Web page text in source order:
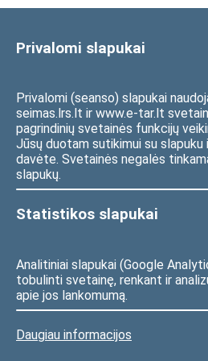
Privalomi slapukai
Privalomi (seanso) slapukai
seimas.lrs.lt ir www.e-tar.lt
pagrindinių svetainės funkcijų
Jūsų duotam sutikimui su slapuku
davėte. Svetainės negalės
slapukų.
Statistikos slapukai
Analitiniai slapukai (Google
tobulinti svetainę, renkant ir
apie jos lankomumą.
Daugiau informacijos
Seimo
Pradžia>Seimo
Valstybinių